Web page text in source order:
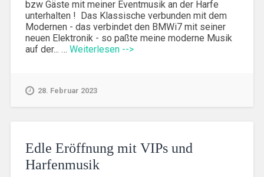
bzw Gäste mit meiner Eventmusik an der Harfe
unterhalten ! Das Klassische verbunden mit dem
Modernen - das verbindet den BMWi7 mit seiner
neuen Elektronik - so paßte meine moderne Musik
auf der... … Weiterlesen -->
28. Februar 2023
Edle Eröffnung mit VIPs und
Harfenmusik